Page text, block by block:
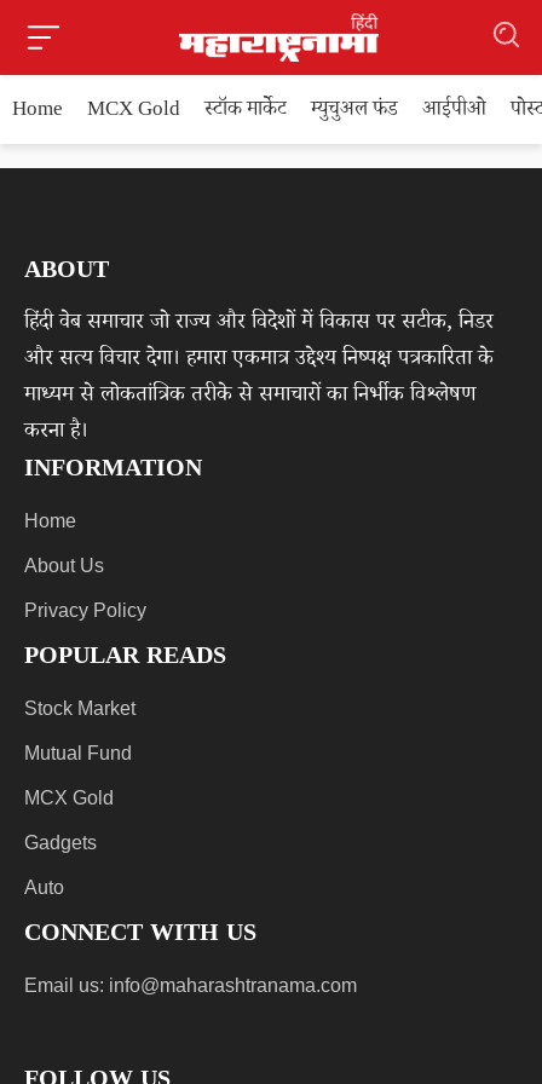
Home MCX Gold स्टॉक मार्केट म्युचुअल फंड आईपीओ
ABOUT
हिंदी वेब समाचार जो राज्य और विदेशों में विकास पर सटीक, निडर
और सत्य विचार देगा। हमारा एकमात्र उद्देश्य निष्पक्ष पत्रकारिता के
माध्यम से लोकतांत्रिक तरीके से समाचारों का निर्भीक विश्लेषण
करना है।
INFORMATION
Home
About Us
Privacy Policy
POPULAR READS
Stock Market
Mutual Fund
MCX Gold
Gadgets
Auto
CONNECT WITH US
Email us: info@maharashtranama.com